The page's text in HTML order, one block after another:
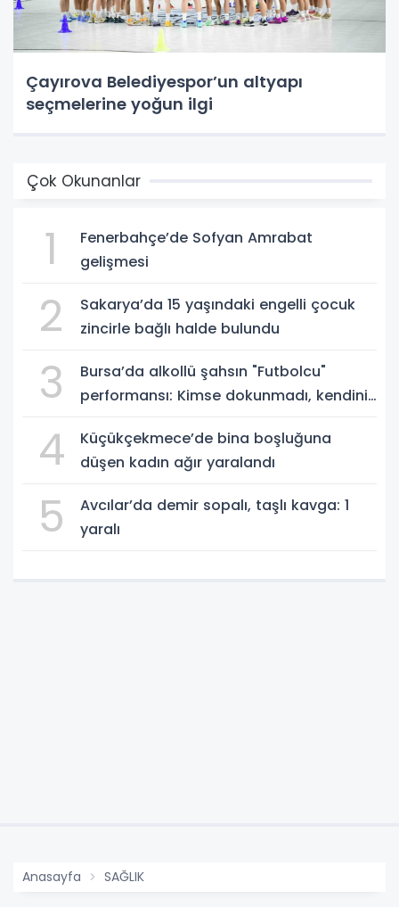
Çayırova Belediyespor’un altyapı
seçmelerine yoğun ilgi
Çok Okunanlar
1
Fenerbahçe’de Sofyan Amrabat
gelişmesi
2
Sakarya’da 15 yaşındaki engelli çocuk
zincirle bağlı halde bulundu
3
Bursa’da alkollü şahsın "Futbolcu"
performansı: Kimse dokunmadı, kendini
4
Küçükçekmece’de bina boşluğuna
düşen kadın ağır yaralandı
5
Avcılar’da demir sopalı, taşlı kavga: 1
yaralı
Anasayfa SAĞLIK